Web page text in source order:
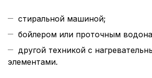
стиральной машиной;
бойлером или проточным
другой техникой с
элементами.